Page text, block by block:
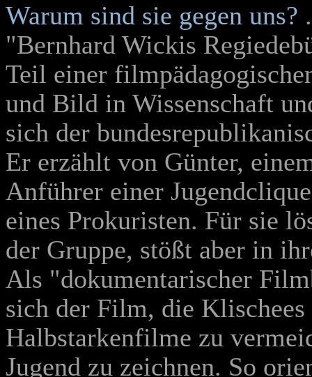
Warum sind sie gegen uns?
"Bernhard Wickis
Teil einer
und Bild in Wissenschaft
sich der
Er erzählt von Günter,
Anführer einer
eines Prokuristen. Für sie
der Gruppe, stößt aber in
Als "dokumentarischer
sich der Film, die Klischees
Halbstarkenfilme zu
Jugend zu zeichnen. So